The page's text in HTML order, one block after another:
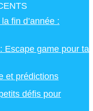
fin d’année :
Escape game pour ta
et prédictions
défis pour